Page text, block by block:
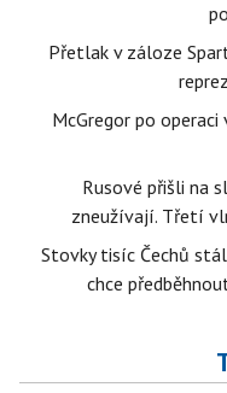
Přetlak v záloze
McGregor po
Rusové přišli na
zneužívají. Třetí
Stovky tisíc Čechů
chce